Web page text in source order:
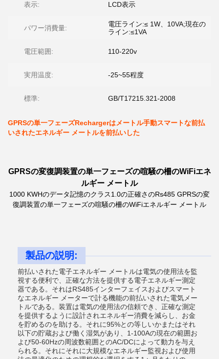
表示: LCD表示
パワー消費量:
電圧ライン:≤ 1W、10VA;現在の
ライン:≤1VA
電圧範囲: 110-220v
実用温度: -25~55程度
標準: GB/T17215.321-2008
GPRSの単一フェーズRechargerはメートル手動スマートな前払
いされたエネルギー メートルを前払いした
GPRSの変復調装置の単一フェーズの喧騒の柵のWiFiエネ
ルギー メートル
1000 KWHのデータ記憶のクラス1.0の正確さのRs485 GPRSの変
復調装置の単一フェーズの喧騒の柵のWiFiエネルギー メートル
製品の説明:
前払いされた電子エネルギー メートルは電気の使用法を監
視する便利で、正確な方法を提供する電子エネルギー測定
器である。それはRS485インターフェイスおよびスマート
なエネルギー メーターで計る機能の前払いされた電気メー
トルである。装置は電気の使用法の信頼でき、正確な測定
を提供するように設計されエネルギー消費を減らし、お金
を貯めるのを助ける。それに95%との等しいかまたはそれ
以下の貯蔵および働く湿気があり、1-100Aの現在の範囲お
よび50-60Hzの周波数範囲とのAC/DCによって動力を与え
られる。それにそれに大規模なエネルギー監視および使用